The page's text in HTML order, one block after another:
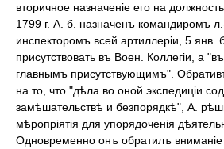
вторичное назначеніе его на
1799 г. А. б. назначенъ командиромъ
инспекторомъ всей артиллеріи, 5 янв.
присутствовать въ Воен. Коллегіи, а
главнымъ присутствующимъ".
на то, что "дѣла во оной экспедиціи
замѣшательствѣ и безпорядкѣ", А.
мѣропріятія для упорядоченія
Одновременно онъ обратилъ